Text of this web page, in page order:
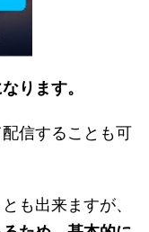
ります。
信することも可
も出来ますが、